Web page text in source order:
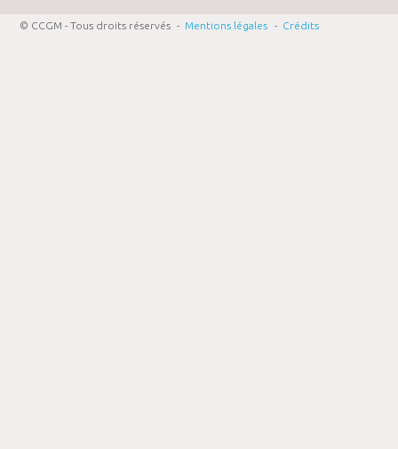
© CCGM - Tous droits réservés - Mentions légales - Crédits